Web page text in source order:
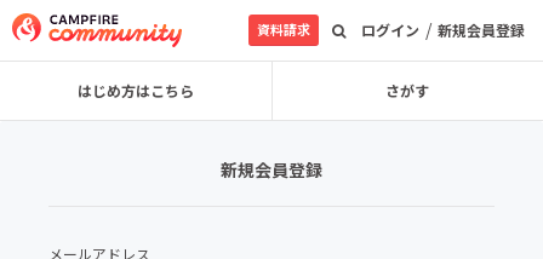
ログイン / 新規会員登録
資料請求
はじめ方はこちら さがす
新規会員登録
メールアドレス